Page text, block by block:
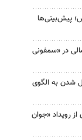
پیش‌بینی‌ها
در «سمفونی
شدن به الگوی
هزار جوان از رویداد «جوان